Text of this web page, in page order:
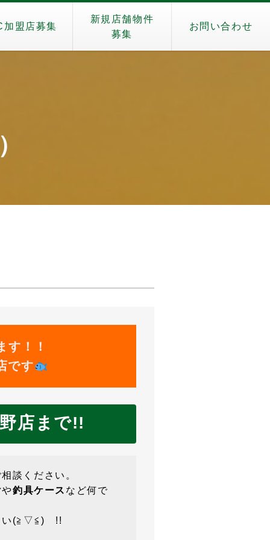
加盟店募集
新規店舗物件
募集
お問い合わせ
す！！
です
店まで!!
談ください。
や釣具ケース など何で
い(≧▽≦)ゝ!!